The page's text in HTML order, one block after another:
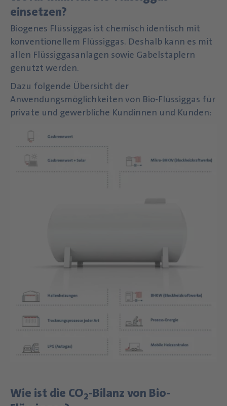
einsetzen?
Biogenes Flüssiggas ist chemisch identisch mit
konventionellem Flüssiggas. Deshalb kann es mit
allen Flüssiggasanlagen sowie Gabelstaplern
genutzt werden.
Dazu folgende Übersicht der
Anwendungsmöglichkeiten von Bio-Flüssiggas für
private und gewerbliche Kundinnen und Kunden:
Wie ist die CO2-Bilanz von Bio-